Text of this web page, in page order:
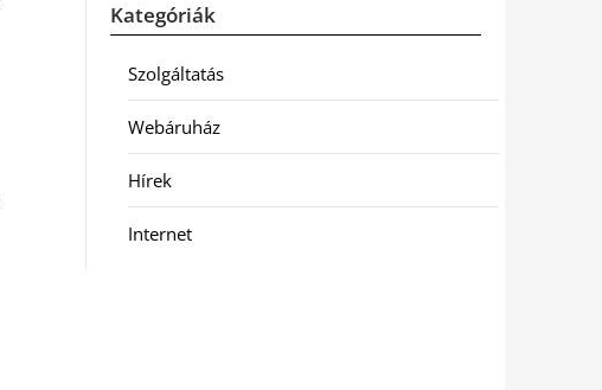
Kategóriák
Szolgáltatás
Webáruház
Hírek
Internet